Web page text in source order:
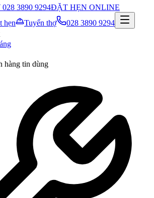
028 3890 9294ĐẶT HẸN ONLINE
hẹn Tuyển thợ
028 3890 9294
hàng tin dùng